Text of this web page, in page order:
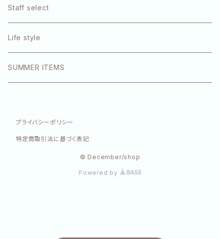
1DK
エクラリティ
E-STANDARD
Staff select
Life style
SUMMER ITEMS
プライバシーポリシー
特定商取引法に基づく表記
© December/shop
Powered by